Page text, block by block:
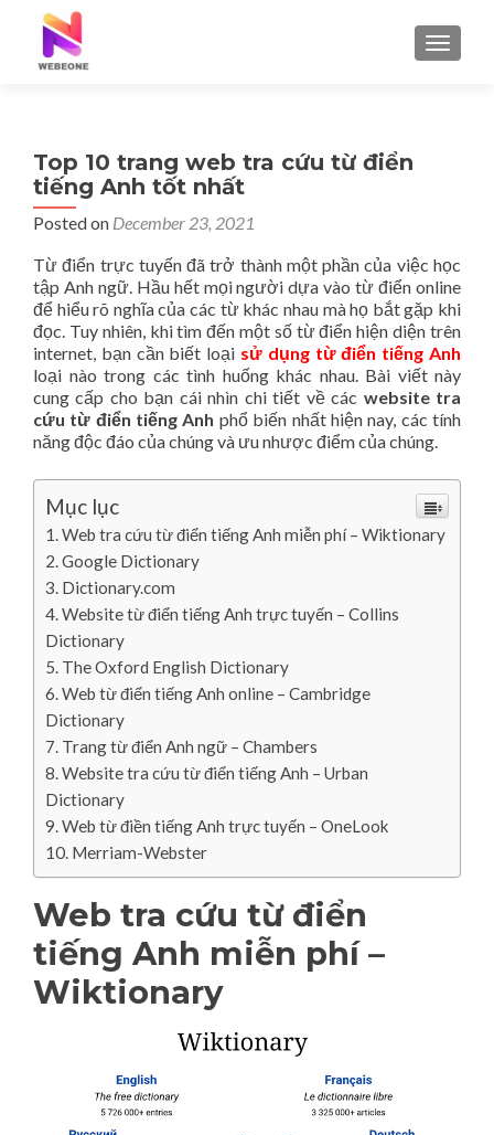
Top 10 trang web tra cứu từ điển
tiếng Anh tốt nhất
Posted on December 23, 2021
Từ điển trực tuyến đã trở thành một phần của việc học
tập Anh ngữ. Hầu hết mọi người dựa vào từ điển online
để hiểu rõ nghĩa của các từ khác nhau mà họ bắt gặp khi
đọc. Tuy nhiên, khi tìm đến một số từ điển hiện diện trên
internet, bạn cần biết loại sử dụng từ điển tiếng Anh
loại nào trong các tình huống khác nhau. Bài viết này
cung cấp cho bạn cái nhìn chi tiết về các website tra
cứu từ điển tiếng Anh phổ biến nhất hiện nay, các tính
năng độc đáo của chúng và ưu nhược điểm của chúng.
Mục lục
Web tra cứu từ điển tiếng Anh miễn phí – Wiktionary
Google Dictionary
Dictionary.com
Website từ điển tiếng Anh trực tuyến – Collins
Dictionary
The Oxford English Dictionary
Web từ điển tiếng Anh online – Cambridge
Dictionary
Trang từ điển Anh ngữ – Chambers
Website tra cứu từ điển tiếng Anh – Urban
Dictionary
Web từ điền tiếng Anh trực tuyến – OneLook
Merriam-Webster
Web tra cứu từ điển
tiếng Anh miễn phí –
Wiktionary